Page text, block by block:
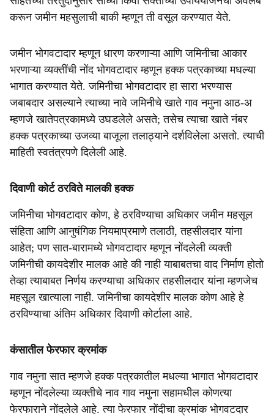
करून जमीन महसुलाची बाकी म्हणून ती वसूल करण्यात येते.
जमीन भोगवटादार म्हणून धारण करणाऱ्या आणि जमिनीचा आकार
भरणाऱ्या व्यक्तींची नोंद भोगवटादार म्हणून हक्क पत्रकाच्या मधल्या
भागात करण्यात येते. जमिनीचा भोगवटादार हा सारा भरण्यास
जबाबदार असल्याने त्याच्या नावे जमिनीचे खाते गाव नमुना आठ-अ
म्हणजे खातेपत्रकामध्ये उघडलेले असते; तसेच त्याचा खाते नंबर
हक्क पत्रकाच्या उजव्या बाजूला तलाठ्याने दर्शविलेला असतो. त्याची
माहिती स्वतंत्रपणे दिलेली आहे.
दिवाणी कोर्ट ठरविते मालकी हक्क
जमिनीचा भोगवटादार कोण, हे ठरविण्याचा अधिकार जमीन महसूल
संहिता आणि आनुषंगिक नियमाप्रमाणे तलाठी, तहसीलदार यांना
आहेत; पण सात-बारामध्ये भोगवटादार म्हणून नोंदलेली व्यक्ती
जमिनीची कायदेशीर मालक आहे की नाही याबाबतचा वाद निर्माण होतो
तेव्हा त्याबाबत निर्णय करण्याचा अधिकार तहसीलदार यांना म्हणजेच
महसूल खात्याला नाही. जमिनीचा कायदेशीर मालक कोण आहे हे
ठरविण्याचा अंतिम अधिकार दिवाणी कोर्टाला आहे.
कंसातील फेरफार क्रमांक
गाव नमुना सात म्हणजे हक्क पत्रकातील मधल्या भागात भोगवटादार
म्हणून नोंदलेल्या व्यक्तीचे नाव गाव नमुना सहामधील कोणत्या
फेरफाराने नोंदलेले आहे. त्या फेरफार नोंदीचा क्रमांक भोगवटदार